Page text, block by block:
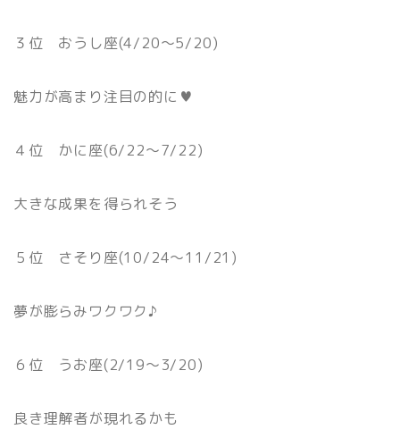
３位 おうし座(4/20〜5/20)
魅力が高まり注目の的に♥
４位 かに座(6/22〜7/22)
大きな成果を得られそう
５位 さそり座(10/24〜11/21)
夢が膨らみワクワク♪
６位 うお座(2/19〜3/20)
良き理解者が現れるかも